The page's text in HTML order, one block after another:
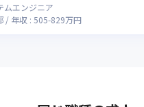
ムエンジニア
年収 : 505-829万円